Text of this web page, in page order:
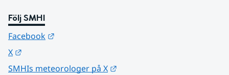
Följ SMHI
Facebook
X
SMHIs meteorologer på X